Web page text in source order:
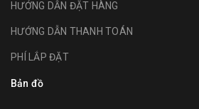
HƯỚNG DẪN ĐẶT HÀNG
HƯỚNG DẪN THANH TOÁN
PHÍ LẮP ĐẶT
Bản đồ